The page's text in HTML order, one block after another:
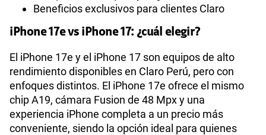
Beneficios exclusivos para clientes Claro
iPhone 17e vs iPhone 17: ¿cuál elegir?
El iPhone 17e y el iPhone 17 son equipos de alto
rendimiento disponibles en Claro Perú, pero con
enfoques distintos. El iPhone 17e ofrece el mismo
chip A19, cámara Fusion de 48 Mpx y una
experiencia iPhone completa a un precio más
conveniente, siendo la opción ideal para quienes